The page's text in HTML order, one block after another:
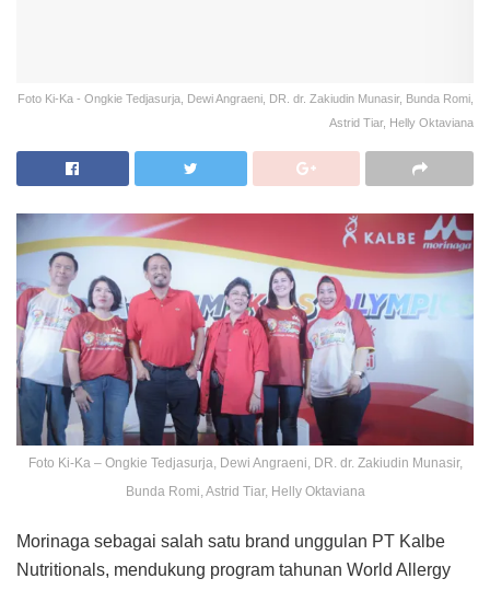
Foto Ki-Ka - Ongkie Tedjasurja, Dewi Angraeni, DR. dr. Zakiudin Munasir, Bunda Romi,
Astrid Tiar, Helly Oktaviana
Foto Ki-Ka – Ongkie Tedjasurja, Dewi Angraeni, DR. dr. Zakiudin Munasir,
Bunda Romi, Astrid Tiar, Helly Oktaviana
Morinaga sebagai salah satu brand unggulan PT Kalbe
Nutritionals, mendukung program tahunan World Allergy